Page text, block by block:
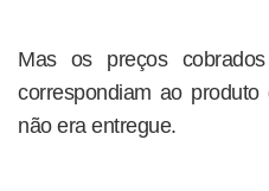
Mas os preços
correspondiam ao
não era entregue.